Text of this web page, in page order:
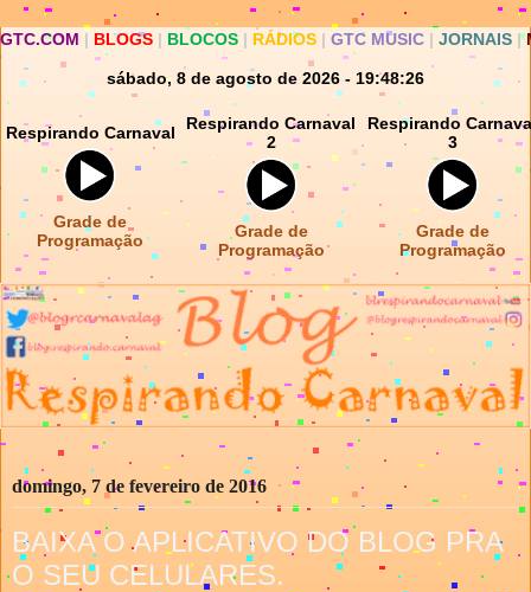
GTC.COM | BLOGS| BLOCOS| RÁDIOS| GTC MUSIC| JORNAIS|
sábado, 8 de agosto de 2026 - 19:48:26
Respirando Carnaval
Grade de
Programação
Respirando Carnaval
2
Grade de
Programação
Respirando
3
Grade de
Programação
domingo, 7 de fevereiro de 2016
BAIXA O APLICATIVO DO BLOG PRA
O SEU CELULARES.